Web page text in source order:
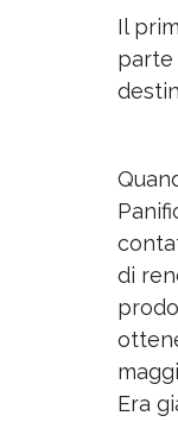
Il
parte
di
Era